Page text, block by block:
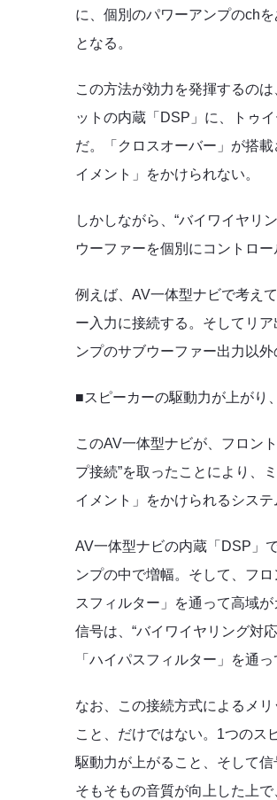
に、個別のパワーアンプのch
となる。
この方法が効力を発揮するの
ットの内蔵「DSP」に、トゥ
だ。「クロスオーバー」が搭
イメント」をかけられない。
しかしながら、“バイワイヤリ
ウーファーを個別にコントロ
例えば、AV一体型ナビで考え
ー入力に接続する。そしてリ
ンプのサブウーファー出力以
■スピーカーの駆動力が上がり
このAV一体型ナビが、フロン
プ接続”を取ったことにより、
イメント」をかけられるシステ
AV一体型ナビの内蔵「DSP」
ンプの中で増幅。そして、フ
スフィルター」を通って高域
信号は、“バイワイヤリング対
「ハイパスフィルター」を通
なお、この接続方式によるメ
こと、だけではない。1つのス
駆動力が上がること、そして
そもそもの音質が向上した上